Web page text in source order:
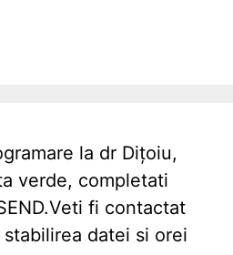
la dr Dițoiu,
verde, completati
fi contactat
datei si orei